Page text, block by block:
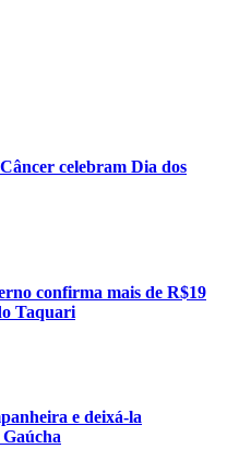
celebram Dia dos
confirma mais de R$19
Taquari
e deixá-la